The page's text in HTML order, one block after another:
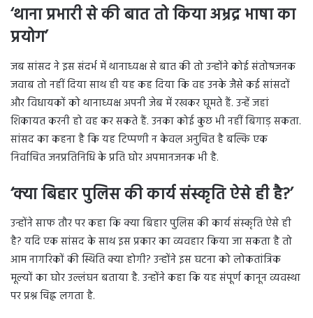
‘थाना प्रभारी से की बात तो किया अभ्रद्र भाषा का
प्रयोग’
जब सांसद ने इस संदर्भ में थानाध्यक्ष से बात की तो उन्होंने कोई संतोषजनक
जवाब तो नहीं दिया साथ ही यह कह दिया कि वह उनके जैसे कई सांसदों
और विधायकों को थानाध्यक्ष अपनी जेब में रखकर घूमते हैं. उन्हें जहां
शिकायत करनी हो वह कर सकते हैं. उनका कोई कुछ भी नहीं बिगाड़ सकता.
सांसद का कहना है कि यह टिप्पणी न केवल अनुचित है बल्कि एक
निर्वाचित जनप्रतिनिधि के प्रति घोर अपमानजनक भी है.
‘क्या बिहार पुलिस की कार्य संस्कृति ऐसे ही है?’
उन्होंने साफ तौर पर कहा कि क्या बिहार पुलिस की कार्य संस्कृति ऐसे ही
है? यदि एक सांसद के साथ इस प्रकार का व्यवहार किया जा सकता है तो
आम नागरिकों की स्थिति क्या होगी? उन्होंने इस घटना को लोकतांत्रिक
मूल्यों का घोर उल्लंघन बताया है. उन्होंने कहा कि यह संपूर्ण कानून व्यवस्था
पर प्रश्न चिह्न लगता है.